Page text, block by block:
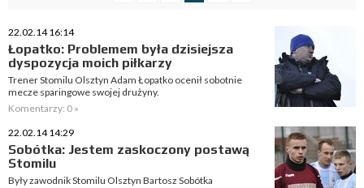
22.02.14 16:14
Łopatko: Problemem była dzisiejsza
dyspozycja moich piłkarzy
Trener Stomilu Olsztyn Adam Łopatko ocenił sobotnie
mecze sparingowe swojej drużyny.
Komentarzy: 0 »
22.02.14 14:29
Sobótka: Jestem zaskoczony postawą
Stomilu
Były zawodnik Stomilu Olsztyn Bartosz Sobótka